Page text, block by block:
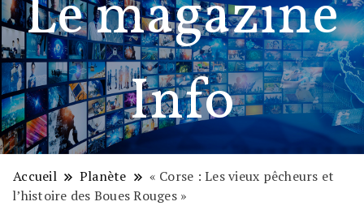
Le magazine
Info
Accueil Planète
« Corse : Les vieux pêcheurs et
l’histoire des Boues Rouges »